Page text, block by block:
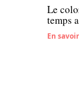
Le
temps
En